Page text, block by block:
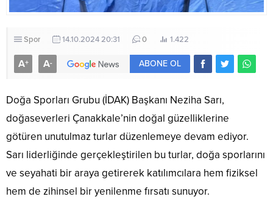
Spor 14.10.2024 20:31 0 1.422
A+ A- ABONE OL
Doğa Sporları Grubu (İDAK) Başkanı Neziha Sarı,
doğaseverleri Çanakkale’nin doğal güzelliklerine
götüren unutulmaz turlar düzenlemeye devam ediyor.
Sarı liderliğinde gerçekleştirilen bu turlar, doğa sporlarını
ve seyahati bir araya getirerek katılımcılara hem fiziksel
hem de zihinsel bir yenilenme fırsatı sunuyor.